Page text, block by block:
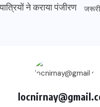
ने कराया पंजीरण